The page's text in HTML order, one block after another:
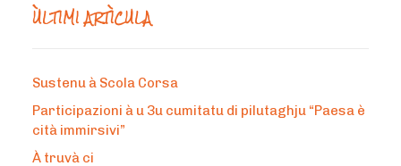
ÙLTIMI ARTÌCULA
Sustenu à Scola Corsa
Participazioni à u 3u cumitatu di pilutaghju “Paesa è
cità immirsivi”
À truvà ci